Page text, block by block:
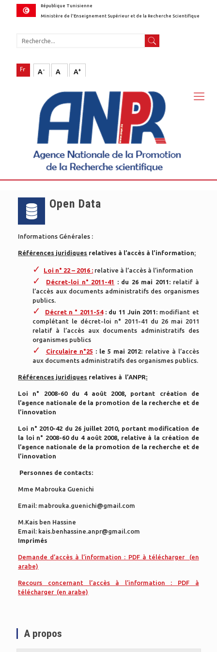
République Tunisienne
Ministère de l'Enseignement Supérieur et de la Recherche Scientifique
A- A A+
Open Data
Informations Générales :
Références juridiques relatives à l’accès à l’information:
Loi n° 22 – 2016 : relative à l’accès à l’information
Décret-loi n° 2011-41
: du 26 mai 2011: relatif à
l’accès aux documents administratifs des organismes
publics.
Décret n ° 2011-54: du 11 Juin 2011: modifiant et
complétant le décret-loi n° 2011-41 du 26 mai 2011
relatif à l’accès aux documents administratifs des
organismes publics
Circulaire n°25 : le 5 mai 2012: relative à l’accès
aux documents administratifs des organismes publics.
Références juridiques relatives à l’ANPR:
Loi n° 2008-60 du 4 août 2008, portant création de
l’agence nationale de la promotion de la recherche et de
l’innovation
Loi n° 2010-42 du 26 juillet 2010, portantmodification de
la loi n° 2008-60 du 4 août 2008, relative à la création de
l’agence nationale de la promotion de la recherche et de
l’innovation
Personnes de contacts:
Mme Mabrouka Guenichi
Email: mabrouka.guenichi@gmail.com
M.Kais ben Hassine
Email: kais.benhassine.anpr@gmail.com
Imprimés
Demande d’accès à l’information : PDF à télécharger (en
arabe)
Recours concernant l’accès à l’information : PDF à
télécharger (en arabe)
A propos